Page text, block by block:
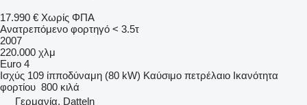
17.990 € Χωρίς ΦΠΑ
Ανατρεπόμενο φορτηγό < 3.5τ
2007
220.000 χλμ
Euro 4
Ισχύς 109 ίπποδύναμη (80 kW) Καύσιμο πετρέλαιο Ικανότητα
φορτίου 800 κιλά
Γερμανία, Datteln